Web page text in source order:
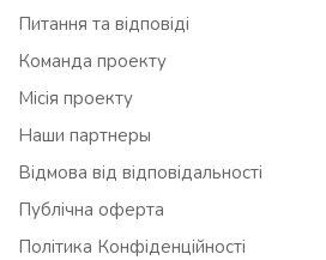
Питання та відповіді
Команда проекту
Місія проекту
Наши партнеры
Відмова від відповідальності
Публічна оферта
Політика Конфіденційності